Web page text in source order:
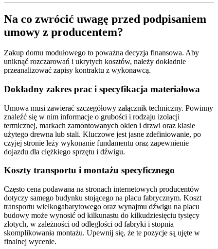
Na co zwrócić uwagę przed podpisaniem
umowy z producentem?
Zakup domu modułowego to poważna decyzja finansowa. Aby
uniknąć rozczarowań i ukrytych kosztów, należy dokładnie
przeanalizować zapisy kontraktu z wykonawcą.
Dokładny zakres prac i specyfikacja materiałowa
Umowa musi zawierać szczegółowy załącznik techniczny. Powinny
znaleźć się w nim informacje o grubości i rodzaju izolacji
termicznej, markach zamontowanych okien i drzwi oraz klasie
użytego drewna lub stali. Kluczowe jest jasne zdefiniowanie, po
czyjej stronie leży wykonanie fundamentu oraz zapewnienie
dojazdu dla ciężkiego sprzętu i dźwigu.
Koszty transportu i montażu specyficznego
Często cena podawana na stronach internetowych producentów
dotyczy samego budynku stojącego na placu fabrycznym. Koszt
transportu wielkogabarytowego oraz wynajmu dźwigu na placu
budowy może wynosić od kilkunastu do kilkudziesięciu tysięcy
złotych, w zależności od odległości od fabryki i stopnia
skomplikowania montażu. Upewnij się, że te pozycje są ujęte w
finalnej wycenie.